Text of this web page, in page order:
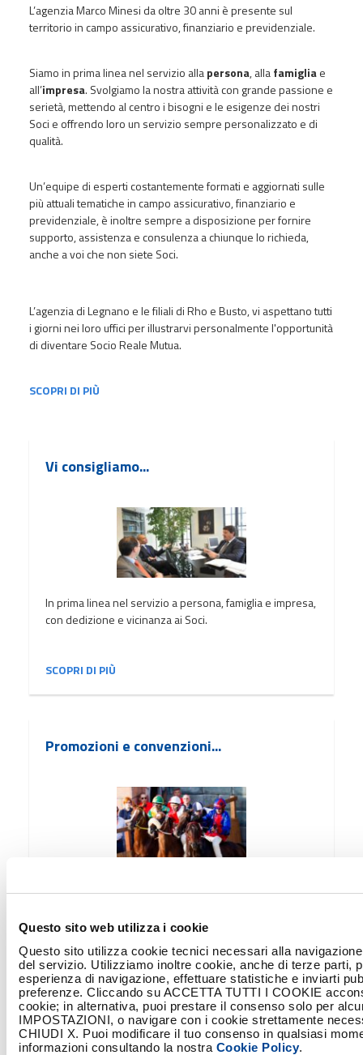
Questo sito web utilizza i cookie
Questo sito utilizza cookie tecnici necessari alla
del servizio. Utilizziamo inoltre cookie, anche di terze parti,
esperienza di navigazione, effettuare statistiche e inviarti
preferenze. Cliccando su ACCETTA TUTTI I COOKIE
cookie; in alternativa, puoi prestare il consenso solo per
IMPOSTAZIONI, o navigare con i cookie strettamente
CHIUDI X. Puoi modificare il tuo consenso in qualsiasi
informazioni consultando la nostra Cookie Policy.
L’agenzia Marco Minesi da oltre 30 anni è presente sul
territorio in campo assicurativo, finanziario e previdenziale.
Siamo in prima linea nel servizio allapersona, allafamigliae
all’impresa. Svolgiamo la nostra attività con grande passione e
serietà, mettendo al centro i bisogni e le esigenze dei nostri
Soci e offrendo loro un servizio sempre personalizzato e di
qualità.
Un’equipe di esperti costantemente formati e aggiornati sulle
più attuali tematiche in campo assicurativo, finanziario e
previdenziale, è inoltre sempre a disposizione per fornire
supporto, assistenza e consulenza a chiunque lo richieda,
anche a voi che non siete Soci.
L’agenzia di Legnano e le filiali di Rho e Busto, vi aspettano tutti
i giorni nei loro uffici per illustrarvi personalmente l'opportunità
di diventare Socio Reale Mutua.
SCOPRI DI PIÙ
Vi consigliamo...
In prima linea nel servizio a persona, famiglia e impresa,
con dedizione e vicinanza ai Soci.
SCOPRI DI PIÙ
Promozioni e convenzioni...
benessere della società civile.
SCOPRI DI PIÙ
Lavora con noi...